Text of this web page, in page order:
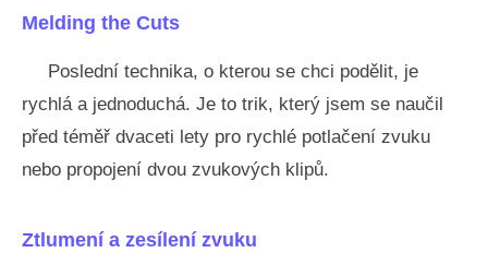
Melding the Cuts
Poslední technika, o kterou se chci podělit, je
rychlá a jednoduchá. Je to trik, který jsem se naučil
před téměř dvaceti lety pro rychlé potlačení zvuku
nebo propojení dvou zvukových klipů.
Ztlumení a zesílení zvuku